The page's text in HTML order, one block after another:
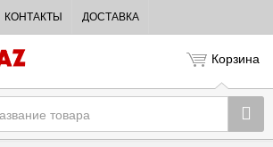
КОНТАКТЫ ДОСТАВКА
Корзина